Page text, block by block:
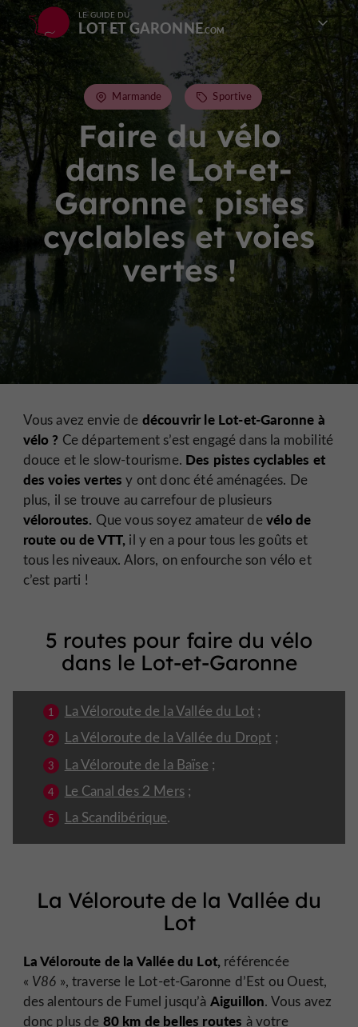
LE GUIDE DU
LOT ET GARONNE
Faire du vélo
dans le Lot-et-
Garonne : pistes
cyclables et voies
vertes !
Marmande Sportive
Vous avez envie de découvrir le Lot-et-Garonne à
vélo ? Ce département s’est engagé dans la mobilité
douce et le slow-tourisme. Des pistes cyclables et
des voies vertesy ont donc été aménagées. De
plus, il se trouve au carrefour de plusieurs
véloroutes. Que vous soyez amateur devélo de
route ou de VTT, il y en a pour tous les goûts et
tous les niveaux. Alors, on enfourche son vélo et
c’est parti !
5 routes pour faire du vélo
dans le Lot-et-Garonne
La Véloroute de la Vallée du Lot ;
La Véloroute de la Vallée du Dropt ;
La Véloroute de la Baïse ;
Le Canal des 2 Mers;
La Scandibérique.
La Véloroute de la Vallée du
Lot
La Véloroute de la Vallée du Lot, référencée
« V86 », traverse le Lot-et-Garonne d’Est ou Ouest,
des alentours de Fumel jusqu’à Aiguillon. Vous avez
donc plus de 80 km de belles routes à votre